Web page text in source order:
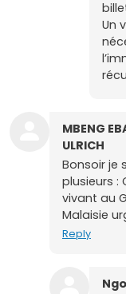
Un
MBENG
ULRICH
Bonsoir je
plusieurs :
vivant au
Malaisie
Reply